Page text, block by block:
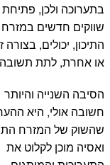
בתערוכה ולכן, פתיחת
שווקים חדשים במזרח
התיכון, יכולים, בצורה
או אחרת, לתת
הסיבה השנייה והיותר
חשובה אולי, היא
שהשוק של המזרח
ואסיה מוכן לקלוט את